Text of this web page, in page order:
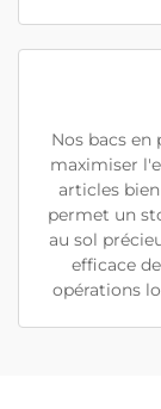
Nos bacs
maximiser
articles
permet un
au sol
efficace
opérations